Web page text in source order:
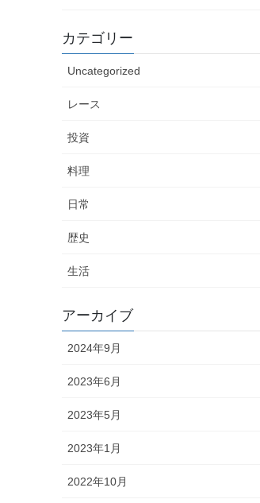
カテゴリー
Uncategorized
レース
投資
料理
日常
歴史
生活
アーカイブ
2024年9月
2023年6月
2023年5月
2023年1月
2022年10月